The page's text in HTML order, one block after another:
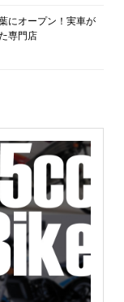
にオープン！実車が
専門店